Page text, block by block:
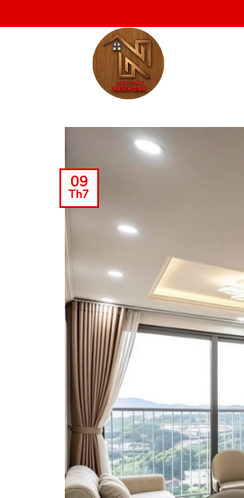
qua
09
Th7